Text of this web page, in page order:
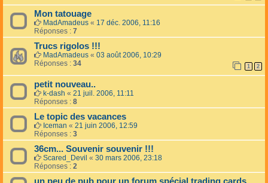
Mon tatouage
MadAmadeus « 17 déc. 2006, 11:16
Réponses : 7
Trucs rigolos !!!
MadAmadeus « 03 août 2006, 10:29
Réponses : 34 1 2
petit nouveau..
k-dash « 21 juil. 2006, 11:11
Réponses : 8
Le topic des vacances
Iceman « 21 juin 2006, 12:59
Réponses : 3
36cm... Souvenir souvenir !!!
Scared_Devil « 30 mars 2006, 23:18
Réponses : 2